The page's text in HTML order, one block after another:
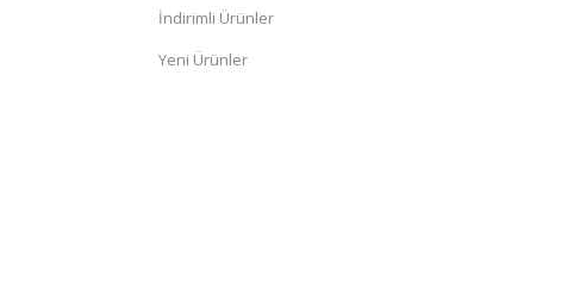
İndirimli Ürünler
Yeni Ürünler